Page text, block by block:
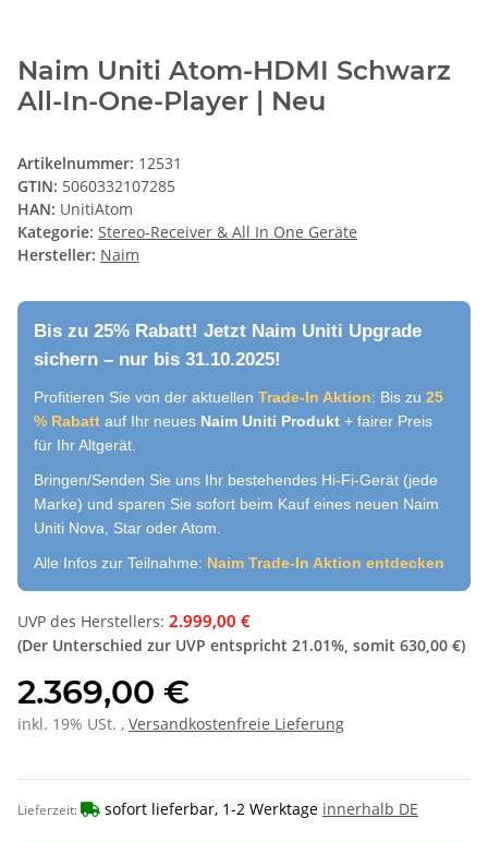
Naim Uniti Atom-HDMI Schwarz
All-In-One-Player | Neu
Artikelnummer: 12531
GTIN: 5060332107285
HAN: UnitiAtom
Kategorie: Stereo-Receiver & All In One Geräte
Hersteller: Naim
Bis zu 25% Rabatt! Jetzt Naim Uniti Upgrade
sichern – nur bis 31.10.2025!
Profitieren Sie von der aktuellen Trade-In Aktion: Bis zu 25
% Rabatt auf Ihr neues Naim Uniti Produkt + fairer Preis
für Ihr Altgerät.
Bringen/Senden Sie uns Ihr bestehendes Hi-Fi-Gerät (jede
Marke) und sparen Sie sofort beim Kauf eines neuen Naim
Uniti Nova, Star oder Atom.
Alle Infos zur Teilnahme: Naim Trade-In Aktion entdecken
UVP des Herstellers: 2.999,00 €
(Der Unterschied zur UVP entspricht 21.01%, somit 630,00 €)
2.369,00 €
inkl. 19% USt. , Versandkostenfreie Lieferung
Lieferzeit: sofort lieferbar, 1-2 Werktage innerhalb DE